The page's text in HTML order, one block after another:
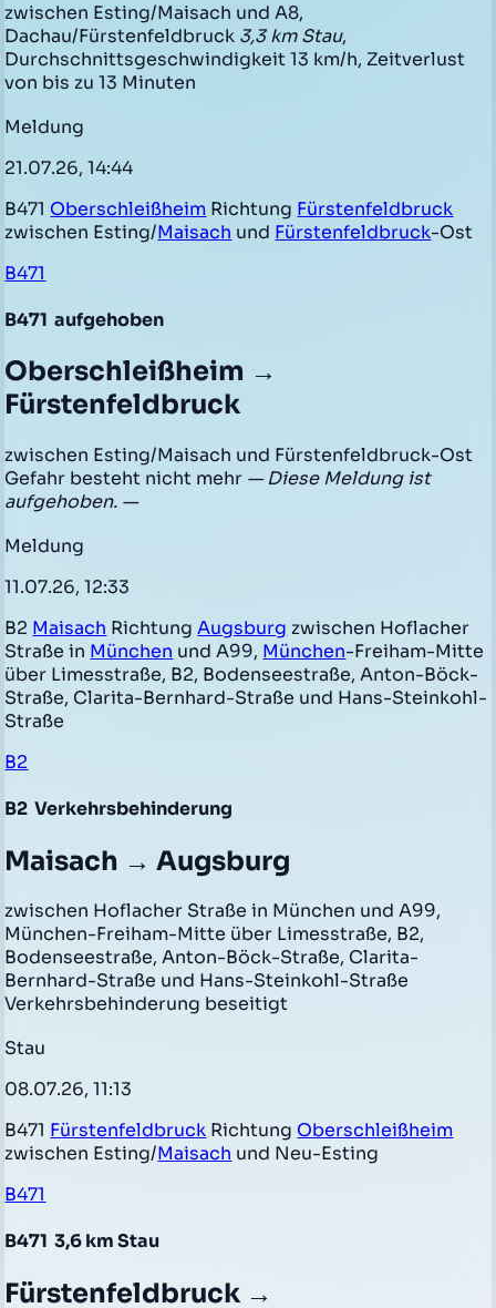
zwischen Esting/Maisach und A8,
Dachau/Fürstenfeldbruck 3,3 km Stau,
Durchschnittsgeschwindigkeit 13 km/h, Zeitverlust
von bis zu 13 Minuten
Meldung
21.07.26, 14:44
B471 Oberschleißheim Richtung Fürstenfeldbruck
zwischen Esting/Maisach und Fürstenfeldbruck-Ost
B471
B471 aufgehoben
Oberschleißheim →
Fürstenfeldbruck
zwischen Esting/Maisach und Fürstenfeldbruck-Ost
Gefahr besteht nicht mehr — Diese Meldung ist
aufgehoben. —
Meldung
11.07.26, 12:33
B2 Maisach RichtungAugsburg zwischen Hoflacher
Straße in München und A99, München-Freiham-Mitte
über Limesstraße, B2, Bodenseestraße, Anton-Böck-
Straße, Clarita-Bernhard-Straße und Hans-Steinkohl-
Straße
B2
B2 Verkehrsbehinderung
Maisach → Augsburg
zwischen Hoflacher Straße in München und A99,
München-Freiham-Mitte über Limesstraße, B2,
Bodenseestraße, Anton-Böck-Straße, Clarita-
Bernhard-Straße und Hans-Steinkohl-Straße
Verkehrsbehinderung beseitigt
Stau
08.07.26, 11:13
B471 Fürstenfeldbruck Richtung Oberschleißheim
zwischen Esting/Maisach und Neu-Esting
B471
B471 3,6 km Stau
Fürstenfeldbruck →